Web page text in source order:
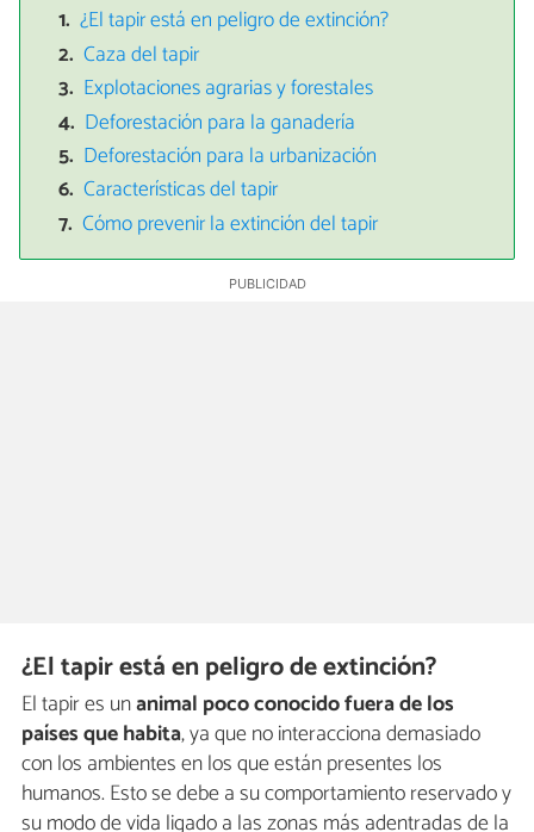
¿El tapir está en peligro de extinción?
Caza del tapir
Explotaciones agrarias y forestales
Deforestación para la ganadería
Deforestación para la urbanización
Características del tapir
Cómo prevenir la extinción del tapir
¿El tapir está en peligro de extinción?
El tapir es unanimal poco conocido fuera de los
países que habita, ya que no interacciona demasiado
con los ambientes en los que están presentes los
humanos. Esto se debe a su comportamiento reservado y
su modo de vida ligado a las zonas más adentradas de la